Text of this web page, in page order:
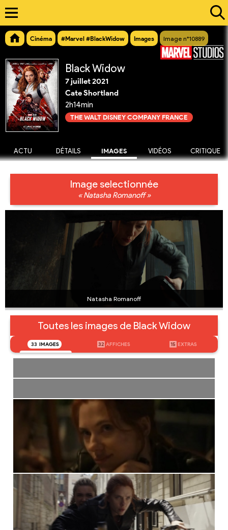
Cinéma #Marvel #BlackWidow Images Image n°10889
Black Widow
7 juillet 2021
Cate Shortland
2h14min
THE WALT DISNEY COMPANY FRANCE
ACTU DÉTAILS IMAGES VIDÉOS CRITIQUE
Image selectionnée
« Natasha Romanoff »
Natasha Romanoff
Toutes les images de Black Widow
33 IMAGES 32 AFFICHES 15 EXTRAS